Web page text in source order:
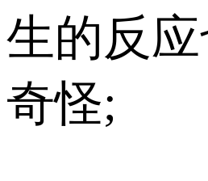
生的反
奇怪;